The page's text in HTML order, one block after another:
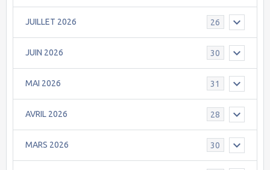
JUILLET 2026 26
JUIN 2026 30
MAI 2026 31
AVRIL 2026 28
MARS 2026 30